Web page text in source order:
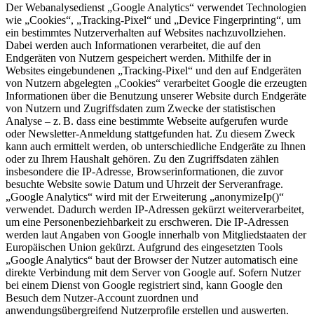
Der Webanalysedienst „Google Analytics“ verwendet Technologien
wie „Cookies“, „Tracking-Pixel“ und „Device Fingerprinting“, um
ein bestimmtes Nutzerverhalten auf Websites nachzuvollziehen.
Dabei werden auch Informationen verarbeitet, die auf den
Endgeräten von Nutzern gespeichert werden. Mithilfe der in
Websites eingebundenen „Tracking-Pixel“ und den auf Endgeräten
von Nutzern abgelegten „Cookies“ verarbeitet Google die erzeugten
Informationen über die Benutzung unserer Website durch Endgeräte
von Nutzern und Zugriffsdaten zum Zwecke der statistischen
Analyse – z. B. dass eine bestimmte Webseite aufgerufen wurde
oder Newsletter-Anmeldung stattgefunden hat. Zu diesem Zweck
kann auch ermittelt werden, ob unterschiedliche Endgeräte zu Ihnen
oder zu Ihrem Haushalt gehören. Zu den Zugriffsdaten zählen
insbesondere die IP-Adresse, Browserinformationen, die zuvor
besuchte Website sowie Datum und Uhrzeit der Serveranfrage.
„Google Analytics“ wird mit der Erweiterung „anonymizeIp()“
verwendet. Dadurch werden IP-Adressen gekürzt weiterverarbeitet,
um eine Personenbeziehbarkeit zu erschweren. Die IP-Adressen
werden laut Angaben von Google innerhalb von Mitgliedstaaten der
Europäischen Union gekürzt. Aufgrund des eingesetzten Tools
„Google Analytics“ baut der Browser der Nutzer automatisch eine
direkte Verbindung mit dem Server von Google auf. Sofern Nutzer
bei einem Dienst von Google registriert sind, kann Google den
Besuch dem Nutzer-Account zuordnen und
anwendungsübergreifend Nutzerprofile erstellen und auswerten.